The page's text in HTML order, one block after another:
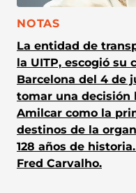
CATEGORÍA:
NOTAS
La entidad de
la UITP, escogió su
Barcelona del 4 de
tomar una decisión
Amilcar como la
destinos de la
128 años de
Fred Carvalho.